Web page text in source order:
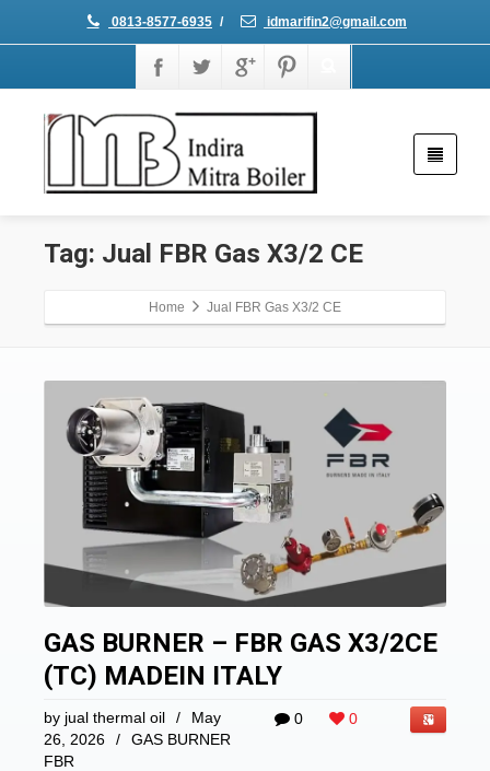
0813-8577-6935 / idmarifin2@gmail.com
Tag: Jual FBR Gas X3/2 CE
Home Jual FBR Gas X3/2 CE
GAS BURNER – FBR GAS X3/2CE
(TC) MADEIN ITALY
0 0
by jual thermal oil /
May
26, 2026
/
GAS BURNER
FBR